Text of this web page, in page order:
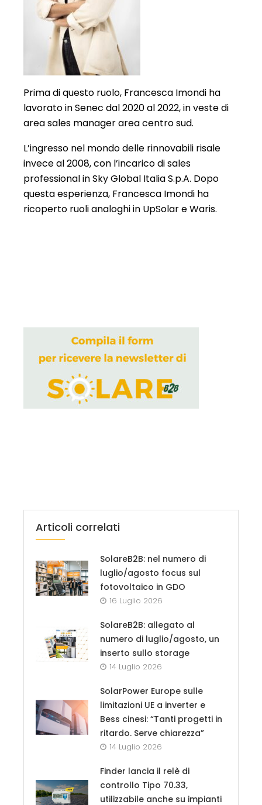
Prima di questo ruolo, Francesca Imondi ha
lavorato in Senec dal 2020 al 2022, in veste di
area sales manager area centro sud.
L’ingresso nel mondo delle rinnovabili risale
invece al 2008, con l’incarico di sales
professional in Sky Global Italia S.p.A. Dopo
questa esperienza, Francesca Imondi ha
ricoperto ruoli analoghi in UpSolar e Waris.
Articoli correlati
SolareB2B: nel numero di
luglio/agosto focus sul
fotovoltaico in GDO
16 Luglio 2026
SolareB2B: allegato al
numero di luglio/agosto, un
inserto sullo storage
14 Luglio 2026
SolarPower Europe sulle
limitazioni UE a inverter e
Bess cinesi: “Tanti progetti in
ritardo. Serve chiarezza”
14 Luglio 2026
Finder lancia il relè di
controllo Tipo 70.33,
utilizzabile anche su impianti